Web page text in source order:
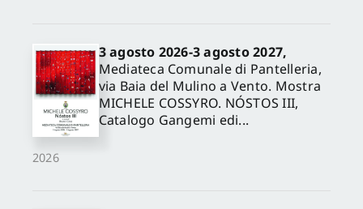
2026
3 agosto 2026-3 agosto 2027,
Mediateca Comunale di Pantelleria,
via Baia del Mulino a Vento. Mostra
MICHELE COSSYRO. NÓSTOS III,
Catalogo Gangemi edi...